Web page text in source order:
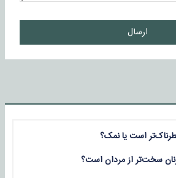
ارسال
است یا نمک؟
سخت‌تر از مردان است؟